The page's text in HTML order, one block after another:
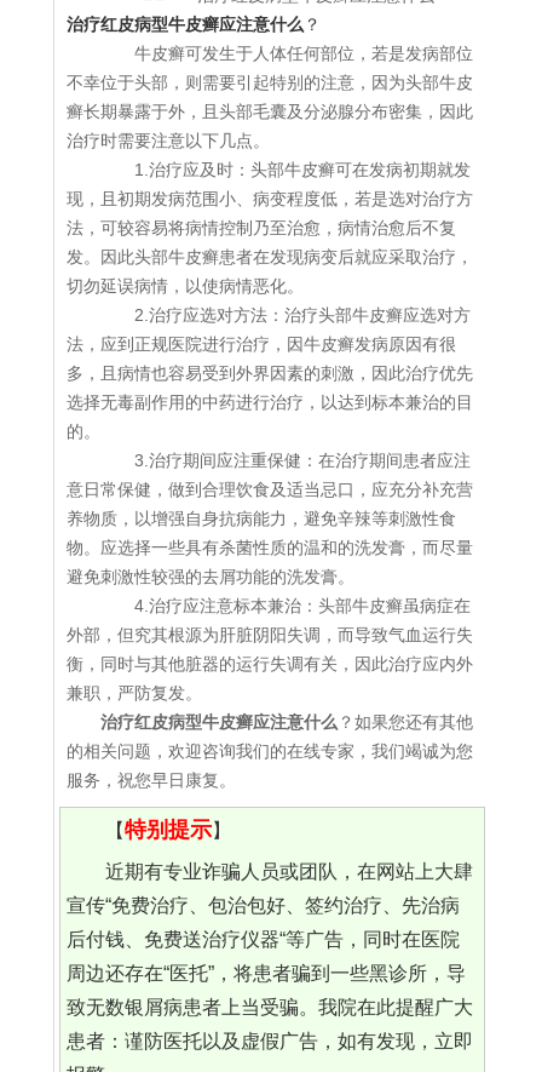
治疗红皮病型牛皮癣应注意什么 ？
牛皮癣可发生于人体任何部位，若是发病部位
不幸位于头部，则需要引起特别的注意，因为头部牛皮
癣长期暴露于外，且头部毛囊及分泌腺分布密集，因此
治疗时需要注意以下几点。
1.治疗应及时：头部牛皮癣可在发病初期就发
现，且初期发病范围小、病变程度低，若是选对治疗方
法，可较容易将病情控制乃至治愈，病情治愈后不复
发。因此头部牛皮癣患者在发现病变后就应采取治疗，
切勿延误病情，以使病情恶化。
2.治疗应选对方法：治疗头部牛皮癣应选对方
法，应到正规医院进行治疗，因牛皮癣发病原因有很
多，且病情也容易受到外界因素的刺激，因此治疗优先
选择无毒副作用的中药进行治疗，以达到标本兼治的目
的。
3.治疗期间应注重保健：在治疗期间患者应注
意日常保健，做到合理饮食及适当忌口，应充分补充营
养物质，以增强自身抗病能力，避免辛辣等刺激性食
物。应选择一些具有杀菌性质的温和的洗发膏，而尽量
避免刺激性较强的去屑功能的洗发膏。
4.治疗应注意标本兼治：头部牛皮癣虽病症在
外部，但究其根源为肝脏阴阳失调，而导致气血运行失
衡，同时与其他脏器的运行失调有关，因此治疗应内外
兼职，严防复发。
治疗红皮病型牛皮癣应注意什么 ？如果您还有其他
的相关问题，欢迎咨询我们的在线专家，我们竭诚为您
服务，祝您早日康复。
【特别提示】
近期有专业诈骗人员或团队，在网站上大肆
宣传“免费治疗、包治包好、签约治疗、先治病
后付钱、免费送治疗仪器“等广告，同时在医院
周边还存在“医托”，将患者骗到一些黑诊所，导
致无数银屑病患者上当受骗。我院在此提醒广大
患者：谨防医托以及虚假广告，如有发现，立即